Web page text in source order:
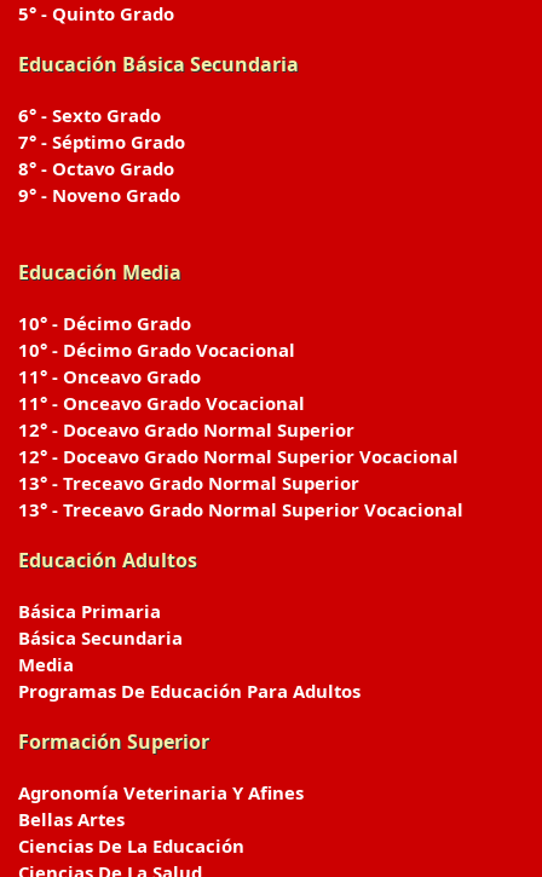
5° - Quinto Grado
Educación Básica Secundaria
6° - Sexto Grado
7° - Séptimo Grado
8° - Octavo Grado
9° - Noveno Grado
Educación Media
10° - Décimo Grado
10° - Décimo Grado Vocacional
11° - Onceavo Grado
11° - Onceavo Grado Vocacional
12° - Doceavo Grado Normal Superior
12° - Doceavo Grado Normal Superior Vocacional
13° - Treceavo Grado Normal Superior
13° - Treceavo Grado Normal Superior Vocacional
Educación Adultos
Básica Primaria
Básica Secundaria
Media
Programas De Educación Para Adultos
Formación Superior
Agronomía Veterinaria Y Afines
Bellas Artes
Ciencias De La Educación
Ciencias De La Salud